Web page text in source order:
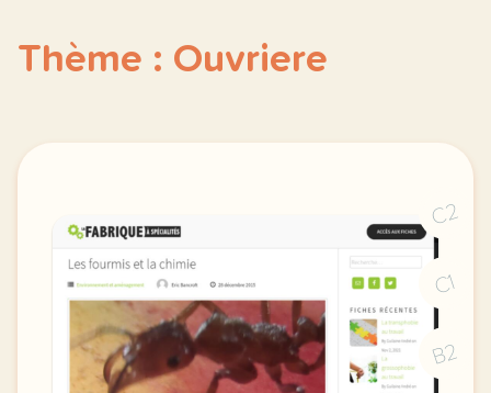
Thème : Ouvriere
C2
C1
B2